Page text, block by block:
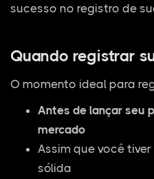
sucesso no registro de
Quando registrar
O momento ideal para
Antes de lançar seu
mercado
Assim que você
sólida